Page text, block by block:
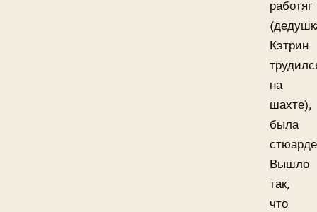
работяг
Кэтрин
на
шахте),
была
Вышло
так,
что